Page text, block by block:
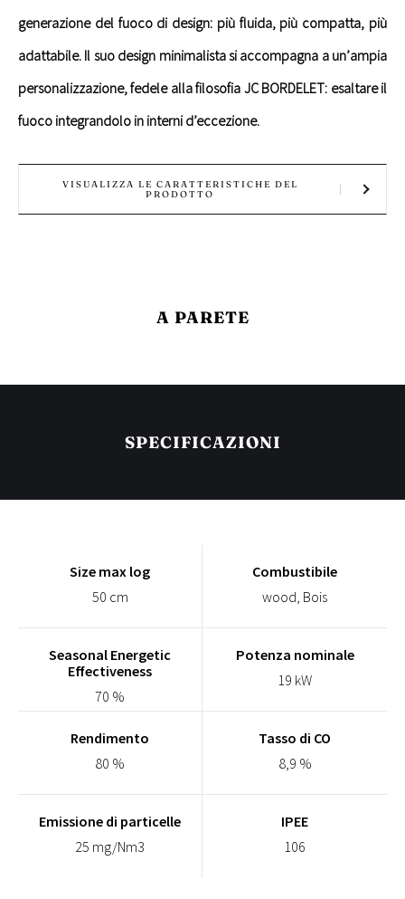
generazione del fuoco di design: più fluida, più compatta, più
adattabile. Il suo design minimalista si accompagna a un’ampia
personalizzazione, fedele alla filosofia JC BORDELET: esaltare il
fuoco integrandolo in interni d’eccezione.
VISUALIZZA LE CARATTERISTICHE DEL
PRODOTTO
A PARETE
SPECIFICAZIONI
Size max log
50 cm
Combustibile
wood, Bois
Seasonal Energetic
Effectiveness
70 %
Potenza nominale
19 kW
Rendimento
80 %
Tasso di CO
8,9 %
Emissione di particelle
25 mg/Nm3
IPEE
106